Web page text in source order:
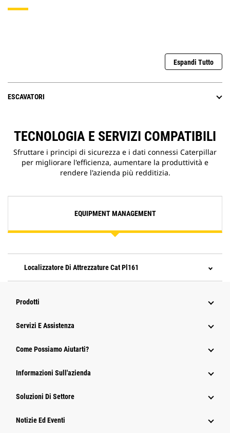
Espandi Tutto
ESCAVATORI
TECNOLOGIA E SERVIZI COMPATIBILI
Sfruttare i principi di sicurezza e i dati connessi Caterpillar
per migliorare l'efficienza, aumentare la produttività e
rendere l'azienda più redditizia.
EQUIPMENT MANAGEMENT
Localizzatore Di Attrezzature Cat Pl161
Prodotti
Servizi E Assistenza
Come Possiamo Aiutarti?
Informazioni Sull'azienda
Soluzioni Di Settore
Notizie Ed Eventi